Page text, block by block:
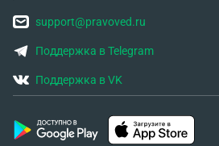
support@pravoved.ru
Поддержка в Telegram
Поддержка в VK